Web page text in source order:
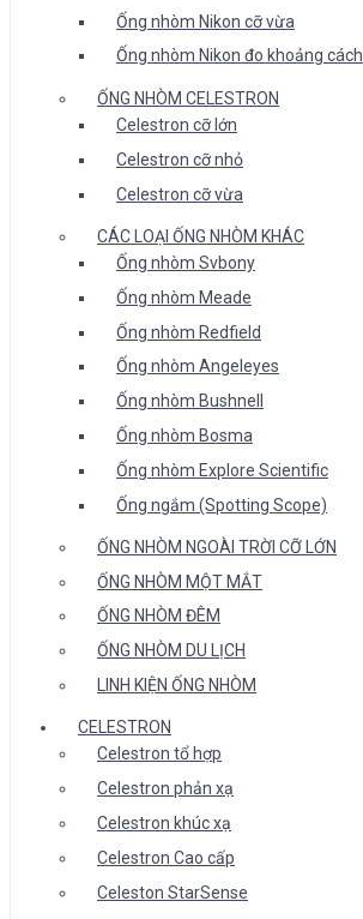
Ống nhòm Nikon cỡ vừa
Ống nhòm Nikon đo khoảng cách
ỐNG NHÒM CELESTRON
Celestron cỡ lớn
Celestron cỡ nhỏ
Celestron cỡ vừa
CÁC LOẠI ỐNG NHÒM KHÁC
Ống nhòm Svbony
Ống nhòm Meade
Ống nhòm Redfield
Ống nhòm Angeleyes
Ống nhòm Bushnell
Ống nhòm Bosma
Ống nhòm Explore Scientific
Ống ngắm (Spotting Scope)
ỐNG NHÒM NGOÀI TRỜI CỠ LỚN
ỐNG NHÒM MỘT MẮT
ỐNG NHÒM ĐÊM
ỐNG NHÒM DU LỊCH
LINH KIỆN ỐNG NHÒM
CELESTRON
Celestron tổ hợp
Celestron phản xạ
Celestron khúc xạ
Celestron Cao cấp
Celeston StarSense